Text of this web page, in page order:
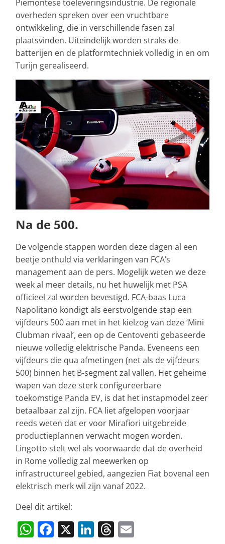
Piemontese toeleveringsindustrie. De regionale
overheden spreken over een vruchtbare
ontwikkeling, die in verschillende fasen zal
plaatsvinden. Uiteindelijk worden straks de
batterijen en de platformtechniek volledig in en om
Turijn gerealiseerd.
Na de 500.
De volgende stappen worden deze dagen al een
beetje onthuld via verklaringen van FCA’s
management aan de pers. Mogelijk weten we deze
week al meer details, nu het huwelijk met PSA
officieel zal worden bevestigd. FCA-baas Luca
Napolitano kondigt als eerstvolgende stap een
vijfdeurs 500 aan met in het kielzog van deze ‘Mini
Clubman rivaal’, een op de Centoventi gebaseerde
nieuwe volledig elektrische Panda. Eveneens een
vijfdeurs die qua afmetingen (net als de vijfdeurs
500) binnen het B-segment zal vallen. Het geheime
wapen van deze sterk configureerbare
toekomstige Panda EV, is dat het instapmodel zeer
betaalbaar zal zijn. FCA liet afgelopen voorjaar
reeds weten dat er voor Mirafiori uitgebreide
productieplannen verwacht mogen worden.
Lingotto stelt wel als voorwaarde dat de overheid
in Rome volledig zal meewerken op
infrastructureel gebied, aangezien Fiat bovenal een
elektrisch merk wil zijn vanaf 2022.
Deel dit artikel:
W F X Li T